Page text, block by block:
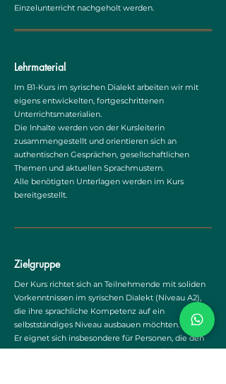
Einzelunterricht nachgeholt werden.
Lehrmaterial
Im B1-Kurs im syrischen Dialekt arbeiten wir mit
eigens entwickelten, fortgeschrittenen
Unterrichtsmaterialien.
Die Inhalte werden von der Kursleiterin
zusammengestellt und orientieren sich an
authentischen Gesprächen, gesellschaftlichen
Themen und aktuellen Sprachmustern.
Alle benötigten Unterlagen werden im Kurs
bereitgestellt.
Zielgruppe
Der Kurs richtet sich an Teilnehmende mit soliden
Vorkenntnissen im syrischen Dialekt (Niveau A2),
die ihre sprachliche Kompetenz auf ein
selbstständiges Niveau ausbauen möchten.
Er eignet sich insbesondere für Personen, die den
Dialekt differenziert und sicher in beruflichen oder